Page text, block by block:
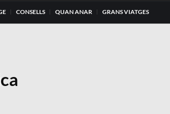
CONSELLS QUAN ANAR GRANS VIATGES